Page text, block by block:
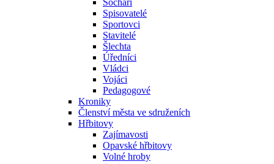
Sochaři
Spisovatelé
Sportovci
Stavitelé
Šlechta
Úředníci
Vládci
Vojáci
Pedagogové
Kroniky
Členství města ve sdruženích
Hřbitovy
Zajímavosti
Opavské hřbitovy
Volné hroby